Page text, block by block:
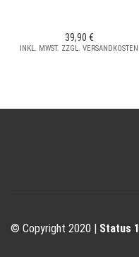
39,90 €
INKL. MWST. ZZGL. VERSANDKOSTEN
© Copyright 2020 | Status 1